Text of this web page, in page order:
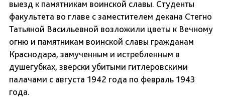
выезд к памятникам воинской славы. Студенты
факультета во главе с заместителем декана Стегно
Татьяной Васильевной возложили цветы к Вечному
огню и памятникам воинской славы гражданам
Краснодара, замученным и истребленным в
душегубках, зверски убитыми гитлеровскими
палачами с августа 1942 года по февраль 1943
года.